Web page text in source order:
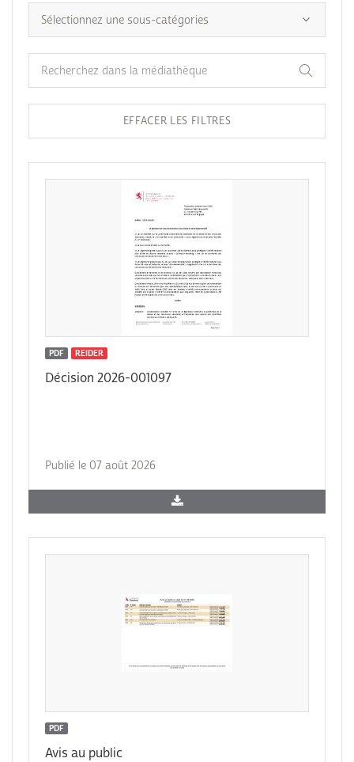
EFFACER LES FILTRES
PDF REIDER
Décision 2026-001097
Publié le 07 août 2026
PDF
Avis au public